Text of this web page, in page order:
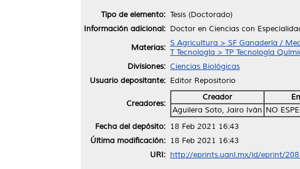
Tipo de elemento: Tesis (Doctorado)
Información adicional: Doctor en Ciencias con
Materias: S Agricultura > SF Ganadería /
T Tecnología > TP Tecnología
Divisiones: Ciencias Biológicas
Usuario depositante: Editor Repositorio
Creadores:
Creador
Aguilera Soto, Jairo Iván NO
Fecha del depósito: 18 Feb 2021 16:43
Última modificación: 18 Feb 2021 16:43
URI: http://eprints.uanl.mx/id/eprint/